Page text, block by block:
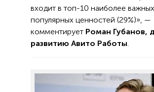
входит в топ-10 наиболее
популярных ценностей (29%)», —
комментирует Роман Губанов,
развитию Авито Работы